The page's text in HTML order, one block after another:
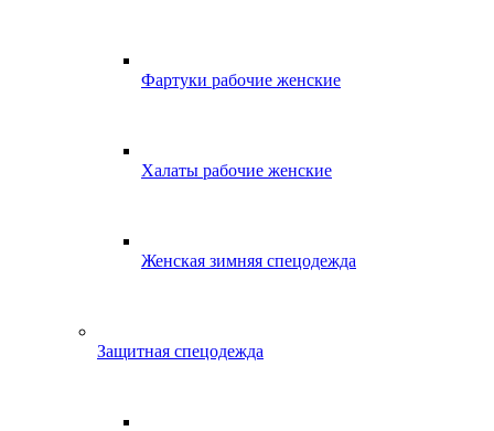
Фартуки рабочие женские
Халаты рабочие женские
Женская зимняя спецодежда
Защитная спецодежда